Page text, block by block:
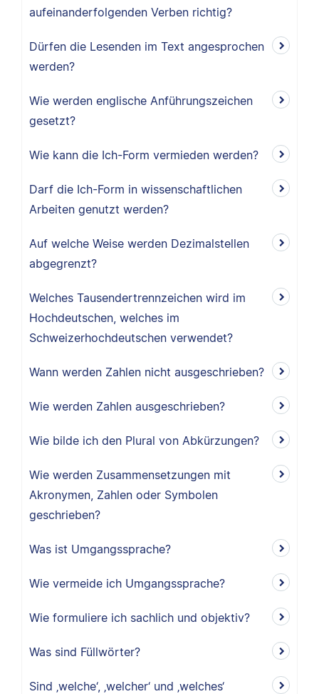
aufeinanderfolgenden Verben richtig?
Dürfen die Lesenden im Text angesprochen
werden?
Wie werden englische Anführungszeichen
gesetzt?
Wie kann die Ich-Form vermieden werden?
Darf die Ich-Form in wissenschaftlichen
Arbeiten genutzt werden?
Auf welche Weise werden Dezimalstellen
abgegrenzt?
Welches Tausendertrennzeichen wird im
Hochdeutschen, welches im
Schweizerhochdeutschen verwendet?
Wann werden Zahlen nicht ausgeschrieben?
Wie werden Zahlen ausgeschrieben?
Wie bilde ich den Plural von Abkürzungen?
Wie werden Zusammensetzungen mit
Akronymen, Zahlen oder Symbolen
geschrieben?
Was ist Umgangssprache?
Wie vermeide ich Umgangssprache?
Wie formuliere ich sachlich und objektiv?
Was sind Füllwörter?
Sind ‚welche‘, ‚welcher‘ und ‚welches‘